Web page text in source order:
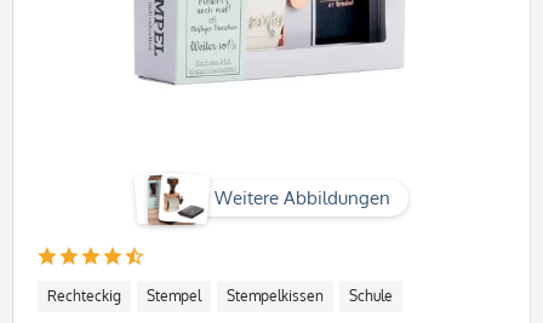
Weitere Abbildungen
Rechteckig Stempel Stempelkissen Schule